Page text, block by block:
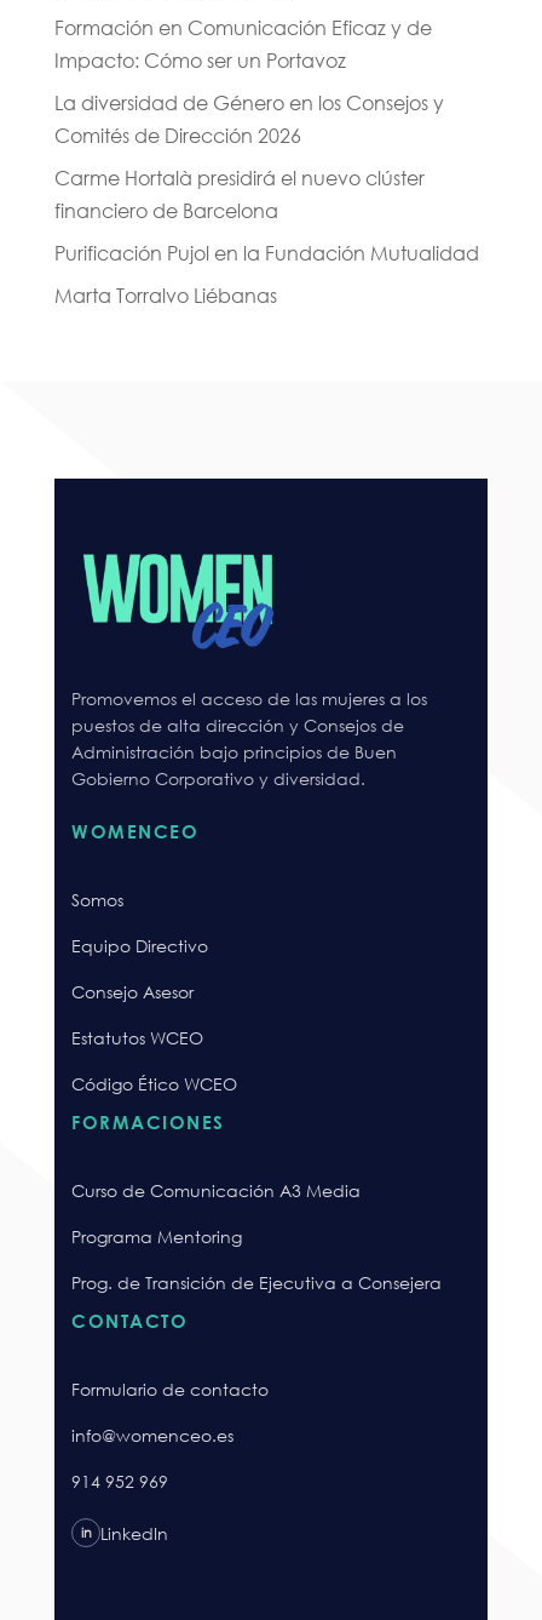
Formación en Comunicación Eficaz y de
Impacto: Cómo ser un Portavoz
La diversidad de Género en los Consejos y
Comités de Dirección 2026
Carme Hortalà presidirá el nuevo clúster
financiero de Barcelona
Purificación Pujol en la Fundación Mutualidad
Marta Torralvo Liébanas
Promovemos el acceso de las mujeres a los
puestos de alta dirección y Consejos de
Administración bajo principios de Buen
Gobierno Corporativo y diversidad.
WOMENCEO
Somos
Equipo Directivo
Consejo Asesor
Estatutos WCEO
Código Ético WCEO
FORMACIONES
Curso de Comunicación A3 Media
Programa Mentoring
Prog. de Transición de Ejecutiva a Consejera
CONTACTO
Formulario de contacto
info@womenceo.es
914 952 969
in LinkedIn